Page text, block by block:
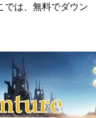
では、無料でダウン